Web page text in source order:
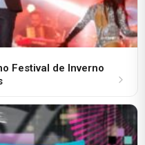
Festival de Inverno